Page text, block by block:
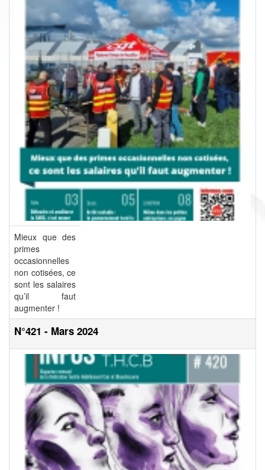
Mieux que des
primes
occasionnelles
non cotisées, ce
sont les salaires
qu’il faut
augmenter !
N°421 - Mars 2024